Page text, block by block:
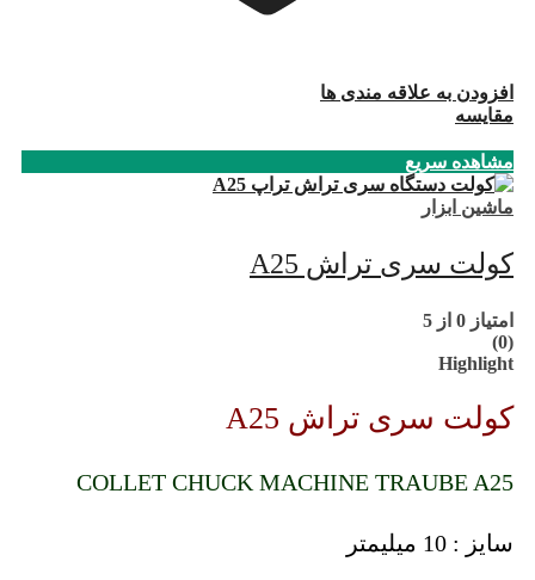
افزودن به علاقه مندی ها
مقایسه
مشاهده سریع
ماشین ابزار
کولت سری تراش A25
امتیاز 0 از 5
(0)
Highlight
کولت سری تراش A25
COLLET CHUCK MACHINE TRAUBE A25
سایز : 10 میلیمتر